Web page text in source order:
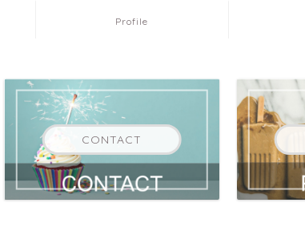
Profile
CONTACT